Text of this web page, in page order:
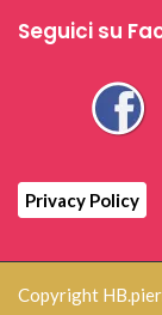
Seguici su
Privacy Policy
Copyright